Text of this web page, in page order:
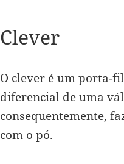
Clever
O clever é um porta-
diferencial de uma
consequentemente,
com o pó.